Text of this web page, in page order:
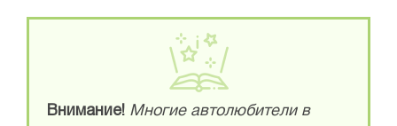
Внимание! Многие автолюбители в